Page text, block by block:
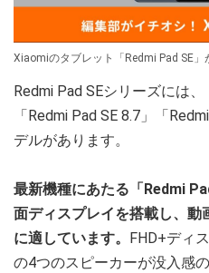
Xiaomiのタブレット「Redmi Pad SE」
Redmi Pad SEシリーズには、
「Redmi Pad SE 8.7」「
デルがあります。
最新機種にあたる「Redmi
面ディスプレイを搭載し、動
に適しています。 FHD+ディ
の4つのスピーカーが没入感